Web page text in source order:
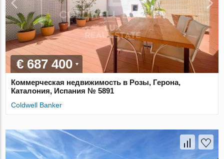
€ 687 400
Коммерческая недвижимость в Розы, Герона,
Каталония, Испания № 5891
Coldwell Banker